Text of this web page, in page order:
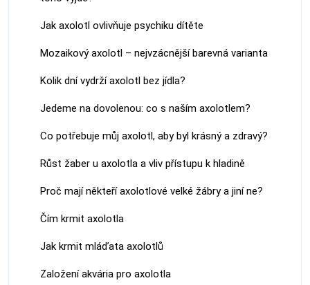
Jak axolotl ovlivňuje psychiku dítěte
Mozaikový axolotl – nejvzácnější barevná varianta
Kolik dní vydrží axolotl bez jídla?
Jedeme na dovolenou: co s naším axolotlem?
Co potřebuje můj axolotl, aby byl krásný a zdravý?
Růst žaber u axolotla a vliv přístupu k hladině
Proč mají někteří axolotlové velké žábry a jiní ne?
Čím krmit axolotla
Jak krmit mláďata axolotlů
Založení akvária pro axolotla